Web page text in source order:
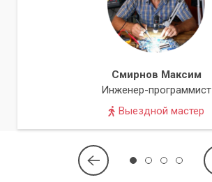
Смирнов Максим
Инженер-программист
Выездной мастер